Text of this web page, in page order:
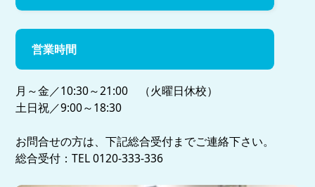
営業時間
月～金／10:30～21:00 （火曜日休校）
土日祝／9:00～18:30
お問合せの方は、下記総合受付までご連絡下さい。
総合受付：TEL 0120-333-336